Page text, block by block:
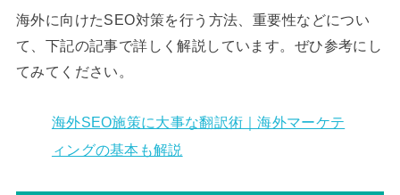
海外に向けたSEO対策を行う方法、重要性などについ
て、下記の記事で詳しく解説しています。ぜひ参考にし
てみてください。
海外SEO施策に大事な翻訳術｜海外マーケテ
ィングの基本も解説